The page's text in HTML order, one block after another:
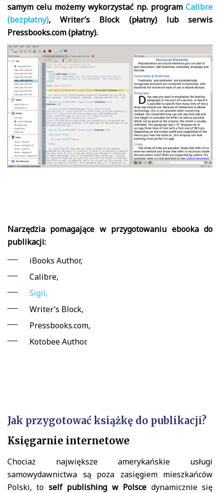
samym celu możemy wykorzystać np. program Calibre
(bezpłatny), Writer’s Block (płatny) lub serwis
Pressbooks.com (płatny).
Narzędzia pomagające w przygotowaniu ebooka do
publikacji:
iBooks Author,
Calibre,
Sigil,
Writer’s Block,
Pressbooks.com,
Kotobee Author.
Jak przygotować książkę do publikacji?
Księgarnie internetowe
Chociaż największe amerykańskie usługi
samowydawnictwa są poza zasięgiem mieszkańców
Polski, to self publishing w Polsce dynamicznie się